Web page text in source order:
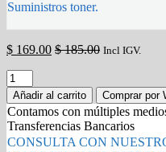
Suministros toner.
$ 169.00 $185.00 Incl IGV.
Toner
Samsung
MLT-
D358S
Negro,
30.000
Añadir al carrito Comprar por
Contamos con múltiples
Transferencias Bancarios
CONSULTA CON